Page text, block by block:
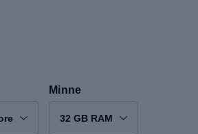
Minne
32 GB RAM